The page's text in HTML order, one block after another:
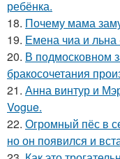
ребёнка.
18. Почему мама
19. Емена чиа и льна
20. В подмосковном
бракосочетания
21. Анна винтур и
Vogue.
22. Огромный пёс в
но он появился и